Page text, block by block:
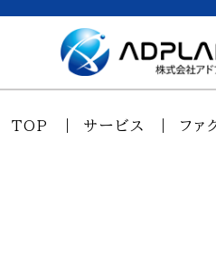
TOP サービス ファ